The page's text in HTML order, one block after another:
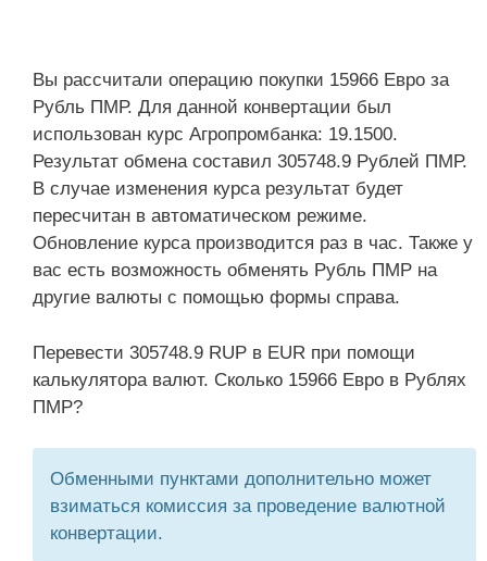
Вы рассчитали операцию покупки 15966 Евро за
Рубль ПМР. Для данной конвертации был
использован курс Агропромбанка: 19.1500.
Результат обмена составил 305748.9 Рублей ПМР.
В случае изменения курса результат будет
пересчитан в автоматическом режиме.
Обновление курса производится раз в час. Также у
вас есть возможность обменять Рубль ПМР на
другие валюты с помощью формы справа.
Перевести 305748.9 RUP в EUR при помощи
калькулятора валют. Сколько 15966 Евро в Рублях
ПМР?
Обменными пунктами дополнительно может
взиматься комиссия за проведение валютной
конвертации.